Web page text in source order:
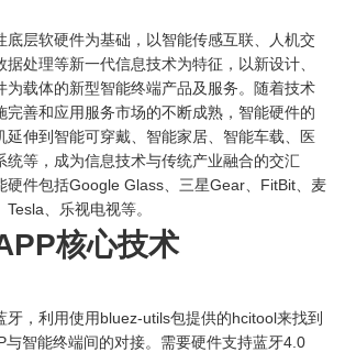
底层软硬件为基础，以智能传感互联、人机交
处理等新一代信息技术为特征，以新设计、
为载体的新型智能终端产品及服务。随着技术
完善和应用服务市场的不断成熟，智能硬件的
延伸到智能可穿戴、智能家居、智能车载、医
统等，成为信息技术与传统产业融合的交汇
硬件包括Google Glass、三星Gear、FitBit、麦
、乐视电视等。
核心技术
牙，利用使用bluez-utils包提供的hcitool来找到
与智能终端间的对接。需要硬件支持蓝牙4.0